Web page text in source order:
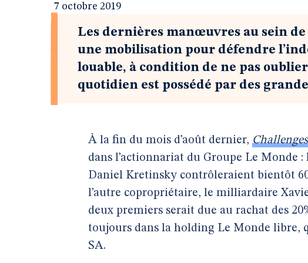
7 octobre 2019
Les dernières manœuvres au sein
une mobilisation pour défendre
louable, à condition de ne pas
quotidien est possédé par des
À la fin du mois d’août dernier, Challenges
dans l’actionnariat du Groupe Le Monde
Daniel Kretinsky contrôleraient bientôt
l’autre copropriétaire, le milliardaire
deux premiers serait due au rachat des
toujours dans la holding Le Monde libre,
SA.